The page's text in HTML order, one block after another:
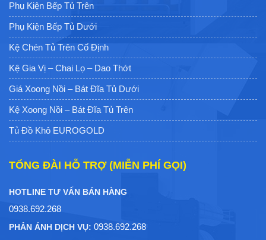
Phụ Kiện Bếp Tủ Trên
Phụ Kiện Bếp Tủ Dưới
Kệ Chén Tủ Trên Cố Định
Kệ Gia Vị – Chai Lọ – Dao Thớt
Giá Xoong Nồi – Bát Đĩa Tủ Dưới
Kệ Xoong Nồi – Bát Đĩa Tủ Trên
Tủ Đồ Khô EUROGOLD
TỔNG ĐÀI HỖ TRỢ (MIỄN PHÍ GỌI)
HOTLINE TƯ VẤN BÁN HÀNG
0938.692.268
PHẢN ÁNH DỊCH VỤ: 0938.692.268